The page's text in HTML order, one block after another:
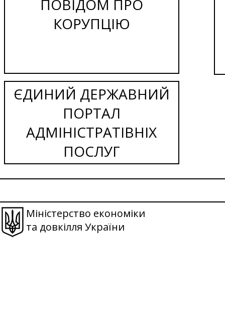
ПОВІДОМ ПРО
КОРУПЦІЮ
ЄДИНИЙ ДЕРЖАВНИЙ
ПОРТАЛ
АДМІНІСТРАТІВНІХ
ПОСЛУГ
Міністерство економіки
та довкілля України